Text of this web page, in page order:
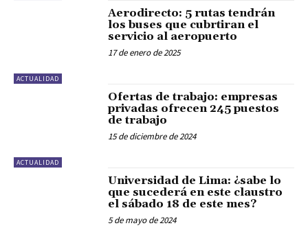
ACTUALIDAD
Aerodirecto: 5 rutas tendrán
los buses que cubrtiran el
servicio al aeropuerto
17 de enero de 2025
ACTUALIDAD
Ofertas de trabajo: empresas
privadas ofrecen 245 puestos
de trabajo
15 de diciembre de 2024
Universidad de Lima: ¿sabe lo
que sucederá en este claustro
el sábado 18 de este mes?
5 de mayo de 2024